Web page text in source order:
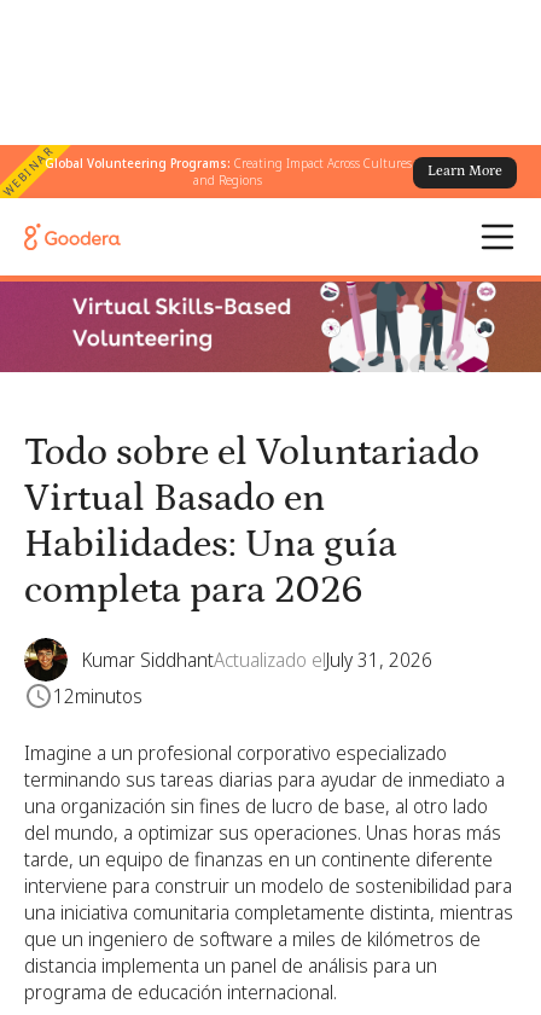
WEBINARGlobal Volunteering Programs: Creating Impact Across Cultures
and Regions
Learn More
← Todos los blogs
/
guía completa para 2026
Todo sobre el Voluntariado
Virtual Basado en
Habilidades: Una guía
completa para 2026
Kumar SiddhantActualizado elJuly 31, 2026
12minutos
Imagine a un profesional corporativo especializado
terminando sus tareas diarias para ayudar de inmediato a
una organización sin fines de lucro de base, al otro lado
del mundo, a optimizar sus operaciones. Unas horas más
tarde, un equipo de finanzas en un continente diferente
interviene para construir un modelo de sostenibilidad para
una iniciativa comunitaria completamente distinta, mientras
que un ingeniero de software a miles de kilómetros de
distancia implementa un panel de análisis para un
programa de educación internacional.